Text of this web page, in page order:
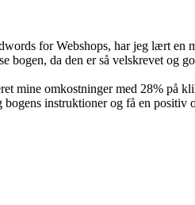
for Webshops, har jeg lært en
bogen, da den er så velskrevet og
mine omkostninger med 28%
instruktioner og få en positiv